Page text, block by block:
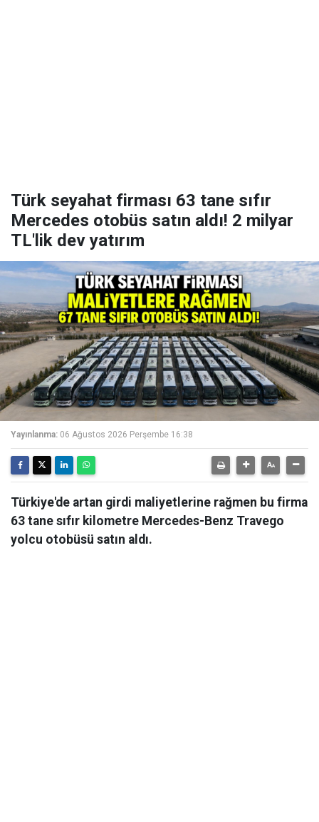
Türk seyahat firması 63 tane sıfır
Mercedes otobüs satın aldı! 2 milyar
TL'lik dev yatırım
Yayınlanma: 06 Ağustos 2026 Perşembe 16:38
Türkiye'de artan girdi maliyetlerine rağmen bu firma
63 tane sıfır kilometre Mercedes-Benz Travego
yolcu otobüsü satın aldı.